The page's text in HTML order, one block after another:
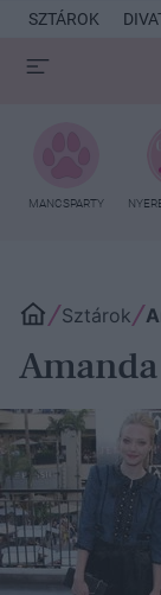
SZTÁROK
MANCSPARTY
Sztárok